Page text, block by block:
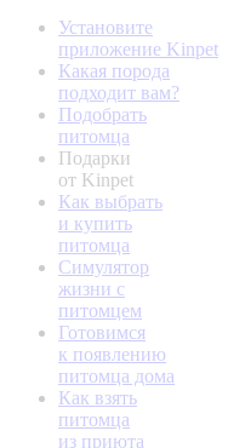
Установите
приложение Kinpet
Какая порода
подходит вам?
Подобрать
питомца
Подарки
от Kinpet
Как выбрать
и купить
питомца
Симулятор
жизни с
питомцем
Готовимся
к появлению
питомца дома
Как взять
питомца
из приюта